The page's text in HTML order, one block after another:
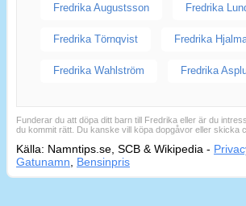
Fredrika Augustsson Fredrika
Fredrika Törnqvist Fredrika
Fredrika Wahlström Fredrika
Funderar du att döpa ditt barn till Fredrika eller är du
du kommit rätt. Du kanske vill köpa dopgåvor eller skicka
Källa: Namntips.se, SCB & Wikipedia -
Gatunamn
Bensinpris